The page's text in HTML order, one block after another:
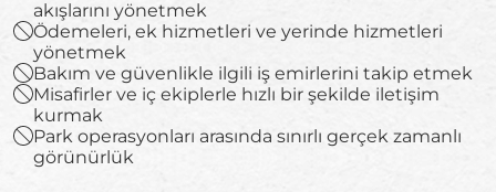
akışlarını yönetmek
Ödemeleri, ek hizmetleri ve yerinde hizmetleri
yönetmek
Bakım ve güvenlikle ilgili iş emirlerini takip etmek
Misafirler ve iç ekiplerle hızlı bir şekilde iletişim
kurmak
Park operasyonları arasında sınırlı gerçek zamanlı
görünürlük